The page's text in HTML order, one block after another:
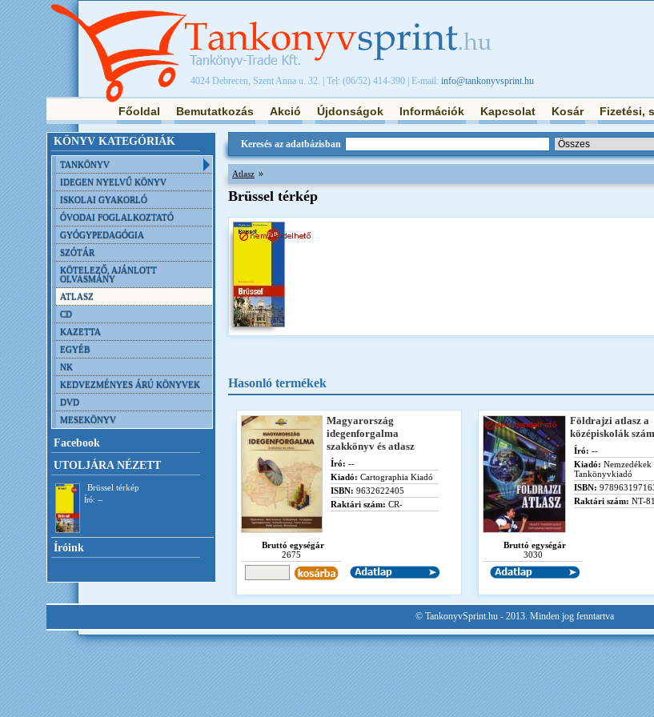
4024 Debrecen, Szent Anna u. 32. | Tel: (06/52) 414-390 | E-mail: info@tankonyvsprint.hu
Főoldal Bemutatkozás Akció Újdonságok Információk Kapcsolat Kosár Fizetési,
KÖNYV KATEGÓRIÁK
TANKÖNYV
IDEGEN NYELVŰ KÖNYV
ISKOLAI GYAKORLÓ
ÓVODAI FOGLALKOZTATÓ
GYÓGYPEDAGÓGIA
SZÓTÁR
KÖTELEZŐ, AJÁNLOTT
OLVASMÁNY
ATLASZ
CD
KAZETTA
EGYÉB
NK
KEDVEZMÉNYES ÁRÚ KÖNYVEK
DVD
MESEKÖNYV
Facebook
UTOLJÁRA NÉZETT
Brüssel térkép
Író: --
Íróink
Keresés az adatbázisban
Atlasz »
Brüssel térkép
Hasonló termékek
Magyarország
idegenforgalma
szakkönyv és atlasz
Író: --
Kiadó: Cartographia Kiadó
ISBN: 9632622405
Raktári szám: CR-
Bruttó egységár
2675
Földrajzi atlasz a
középiskolák
Író: --
Kiadó: Nemzedékek
Tankönyvkiadó
ISBN:
Raktári szám: NT-
Bruttó egységár
3030
© TankonyvSprint.hu - 2013. Minden jog fenntartva